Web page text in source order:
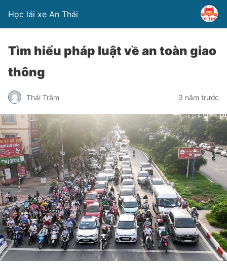
Học lái xe An Thái
Tìm hiểu pháp luật về an toàn giao
thông
Thái Trâm 3 năm trước